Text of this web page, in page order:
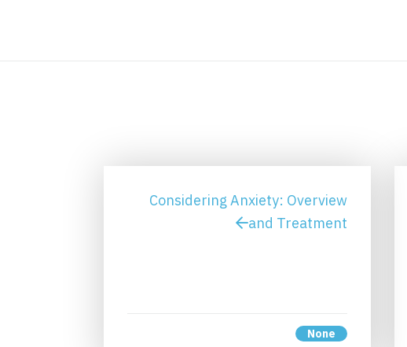
Considering Anxiety: Overview
and Treatment
None